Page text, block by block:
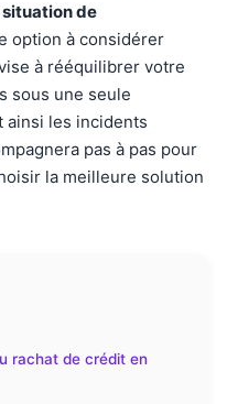
de
option à considérer
à rééquilibrer votre
sous une seule
ainsi les incidents
pas à pas pour
la meilleure solution
rachat de crédit en